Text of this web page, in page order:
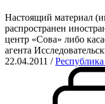
Настоящий материал
распространен
центр «Сова» либо
агента
22.04.2011 /